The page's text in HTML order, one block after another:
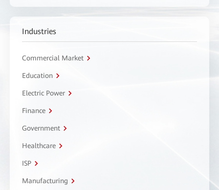
Industries
Commercial Market
Education
Electric Power
Finance
Government
Healthcare
ISP
Manufacturing